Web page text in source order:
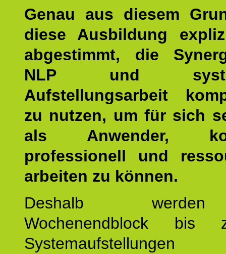
Genau aus diesem
diese Ausbildung
abgestimmt, die
NLP und
Aufstellungsarbeit
zu nutzen, um für sich
als Anwender,
professionell und
arbeiten zu können.
Deshalb
Wochenendblock bis